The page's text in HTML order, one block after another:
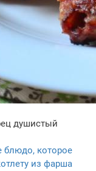
душистый
блюдо, которое
из фарша